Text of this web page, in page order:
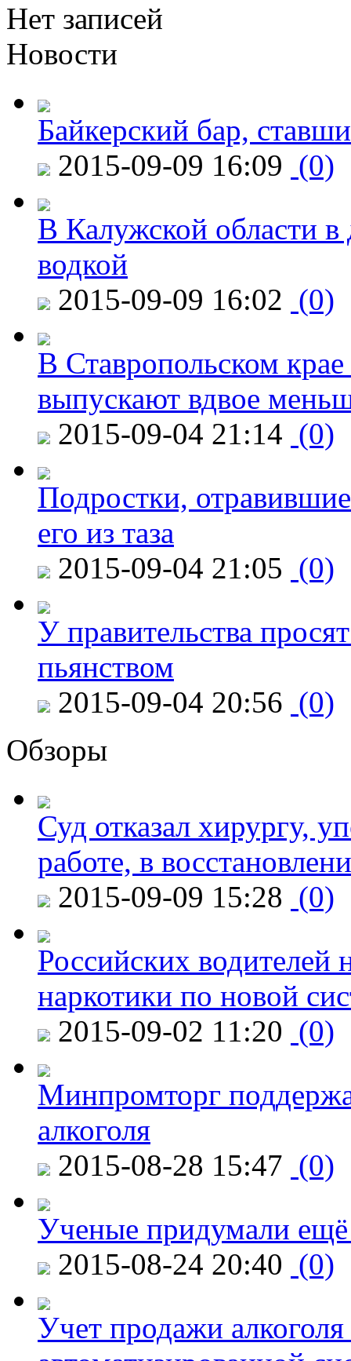
Нет записей
Новости
Байкерский бар,
2015-09-09 16:09 (0)
В Калужской области в
водкой
2015-09-09 16:02 (0)
В Ставропольском
выпускают вдвое
2015-09-04 21:14 (0)
Подростки,
его из таза
2015-09-04 21:05 (0)
У правительства
пьянством
2015-09-04 20:56 (0)
Обзоры
Суд отказал хирургу,
работе, в
2015-09-09 15:28 (0)
Российских водителей
наркотики по новой
2015-09-02 11:20 (0)
Минпромторг
алкоголя
2015-08-28 15:47 (0)
Ученые придумали ещё
2015-08-24 20:40 (0)
Учет продажи